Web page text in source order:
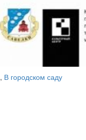
, В городском саду